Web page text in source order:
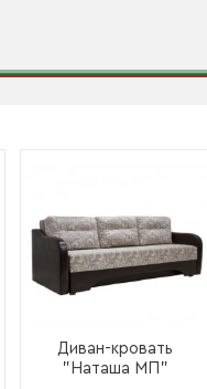
Диван-кровать
"Наташа МП"